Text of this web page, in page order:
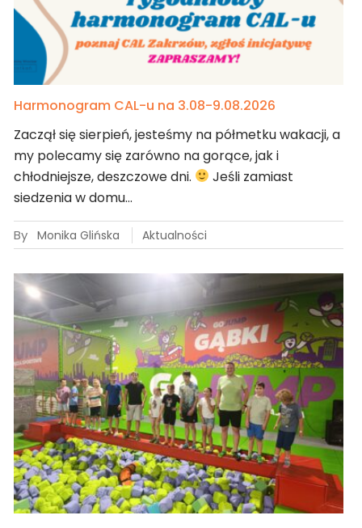
Harmonogram CAL-u na 3.08-9.08.2026
Zaczął się sierpień, jesteśmy na półmetku wakacji, a
my polecamy się zarówno na gorące, jak i
chłodniejsze, deszczowe dni.
Jeśli zamiast
siedzenia w domu…
By Monika Glińska Aktualności